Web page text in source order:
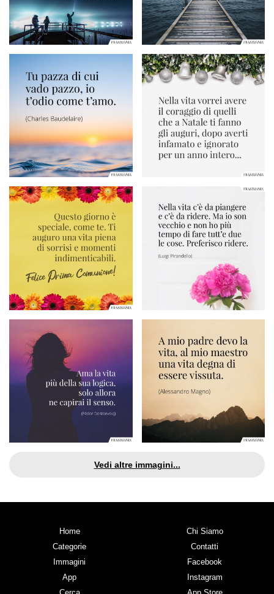
Vedi altre immagini...
Home
Categorie
Immagini
App
Chi Siamo
Contatti
Facebook
Instagram